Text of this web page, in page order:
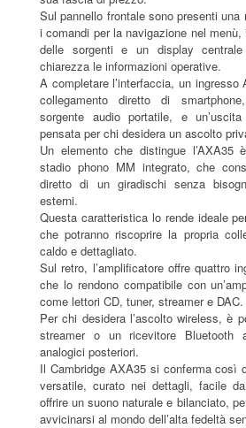
Sul pannello frontale sono presenti una
i comandi per la navigazione nel
delle sorgenti e un display
chiarezza le informazioni operative.
A completare l’interfaccia, un
collegamento diretto di
sorgente audio portatile, e
pensata per chi desidera un ascolto
Un elemento che distingue
stadio phono MM integrato, che
diretto di un giradischi senza
esterni.
Questa caratteristica lo rende ideale
che potranno riscoprire la propria
caldo e dettagliato.
Sul retro, l’amplificatore offre quattro
che lo rendono compatibile con
come lettori CD, tuner, streamer e DAC.
Per chi desidera l’ascolto wireless, è
streamer o un ricevitore Bluetooth
analogici posteriori.
Il Cambridge AXA35 si conferma così
versatile, curato nei dettagli, facile
offrire un suono naturale e bilanciato,
avvicinarsi al mondo dell’alta fedeltà